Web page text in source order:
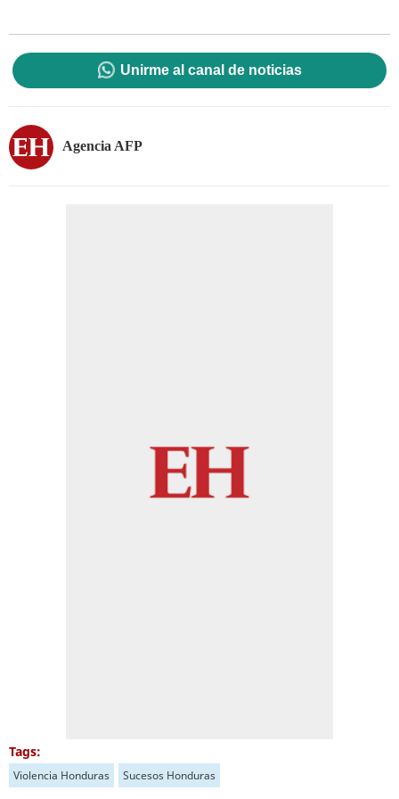
Unirme al canal de noticias
Agencia AFP
Tags:
Violencia Honduras Sucesos Honduras